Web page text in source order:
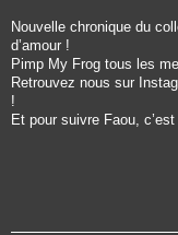
Nouvelle chronique du
d’amour !
Pimp My Frog tous les
Retrouvez nous sur
!
Et pour suivre Faou,